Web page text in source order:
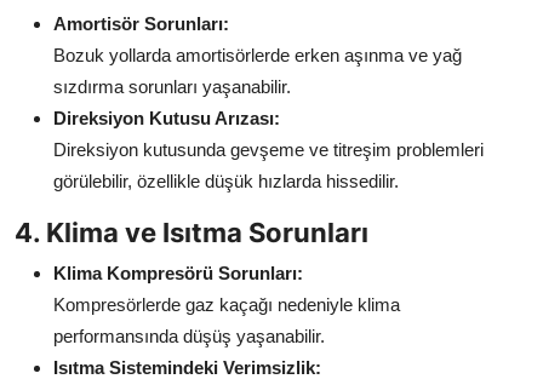
Amortisör Sorunları:
Bozuk yollarda amortisörlerde erken aşınma ve yağ
sızdırma sorunları yaşanabilir.
Direksiyon Kutusu Arızası:
Direksiyon kutusunda gevşeme ve titreşim problemleri
görülebilir, özellikle düşük hızlarda hissedilir.
4. Klima ve Isıtma Sorunları
Klima Kompresörü Sorunları:
Kompresörlerde gaz kaçağı nedeniyle klima
performansında düşüş yaşanabilir.
Isıtma Sistemindeki Verimsizlik: